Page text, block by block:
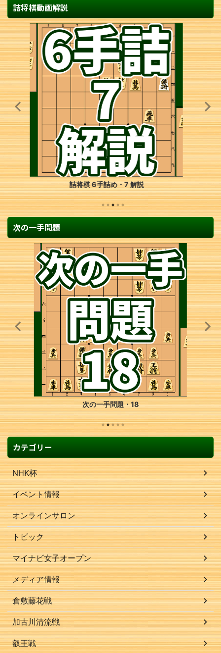
詰将棋動画解説
詰将棋 3手詰め・109 解説
次の一手問題
次の一手問題・42
カテゴリー
NHK杯
イベント情報
オンラインサロン
トピック
マイナビ女子オープン
メディア情報
倉敷藤花戦
加古川清流戦
叡王戦